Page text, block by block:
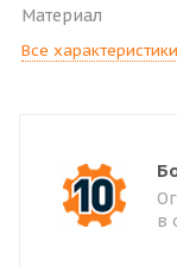
Материал
Все характеристики
в